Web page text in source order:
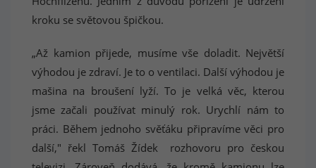
kroku se světovou špičkou.
„Až kamion přijede, musíme vše doladit. Největší
výhodou je zdraví. Je to o ventilaci. Další výhodou je
mašina na broušení lyží. To je velká věc, kterou
jsme začali používat minulý rok. Urychlí nám to
práci. Během jednoho svěťáku připravíme věci pro
další," řekl Tomáš Žídek rozhovoru pro českou